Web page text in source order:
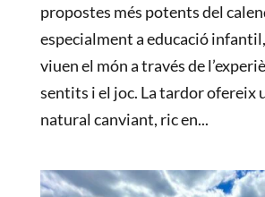
propostes més potents del
especialment a educació
viuen el món a través de
sentits i el joc. La tardor ofereix
natural canviant, ric en...